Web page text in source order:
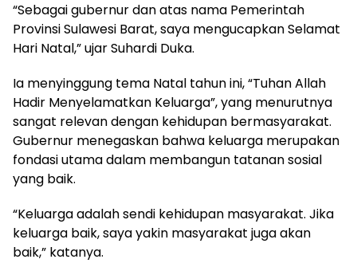
“Sebagai gubernur dan atas nama Pemerintah
Provinsi Sulawesi Barat, saya mengucapkan Selamat
Hari Natal,” ujar Suhardi Duka.
Ia menyinggung tema Natal tahun ini, “Tuhan Allah
Hadir Menyelamatkan Keluarga”, yang menurutnya
sangat relevan dengan kehidupan bermasyarakat.
Gubernur menegaskan bahwa keluarga merupakan
fondasi utama dalam membangun tatanan sosial
yang baik.
“Keluarga adalah sendi kehidupan masyarakat. Jika
keluarga baik, saya yakin masyarakat juga akan
baik,” katanya.